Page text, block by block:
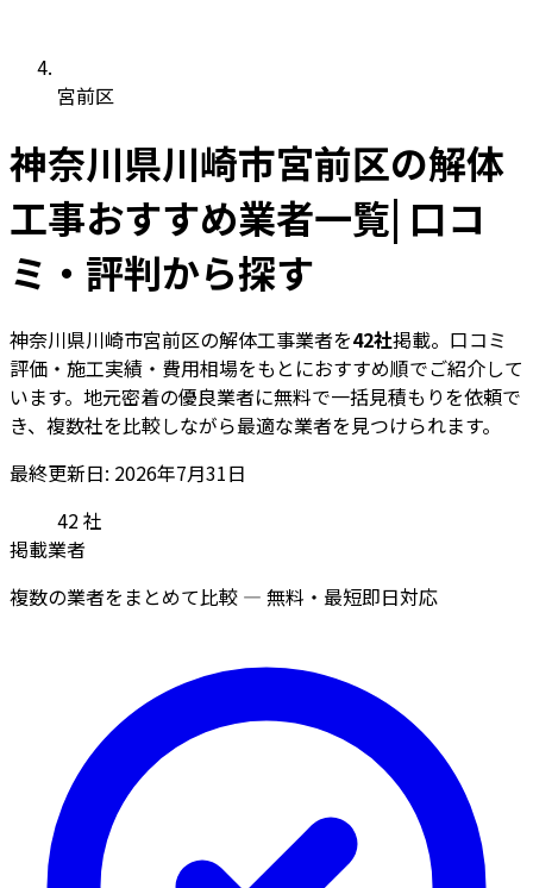
宮前区
神奈川県川崎市宮前区の解体
工事おすすめ業者一覧| 口コ
ミ・評判から探す
神奈川県川崎市宮前区の解体工事業者を42社掲載。口コミ
評価・施工実績・費用相場をもとにおすすめ順でご紹介して
います。地元密着の優良業者に無料で一括見積もりを依頼で
き、複数社を比較しながら最適な業者を見つけられます。
最終更新日: 2026年7月31日
42社
掲載業者
複数の業者をまとめて比較 — 無料・最短即日対応